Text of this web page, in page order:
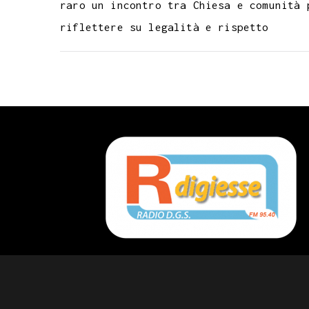
raro un incontro tra Chiesa e comunità
riflettere su legalità e rispetto